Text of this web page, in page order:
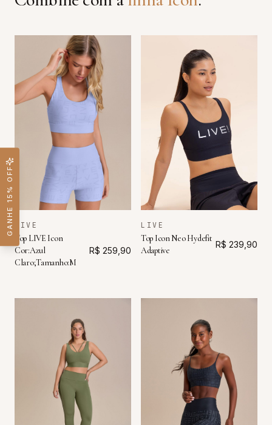
LIVE
Top LIVE Icon
Cor:Azul
Claro;Tamanho:M
R$ 259,90
LIVE
Top Icon Neo Hydefit
Adaptive
R$ 239,90
GANHE 15% OFF